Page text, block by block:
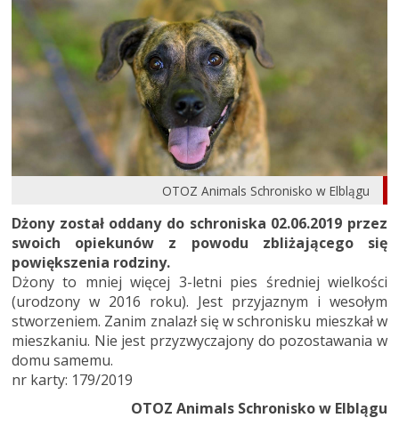
OTOZ Animals Schronisko w Elblągu
Dżony został oddany do schroniska 02.06.2019 przez
swoich opiekunów z powodu zbliżającego się
powiększenia rodziny.
Dżony to mniej więcej 3-letni pies średniej wielkości
(urodzony w 2016 roku). Jest przyjaznym i wesołym
stworzeniem. Zanim znalazł się w schronisku mieszkał w
mieszkaniu. Nie jest przyzwyczajony do pozostawania w
domu samemu.
nr karty: 179/2019
OTOZ Animals Schronisko w Elblągu